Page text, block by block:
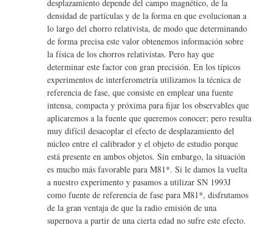
desplazamiento depende del campo magnético, de la
densidad de partículas y de la forma en que evolucionan a
lo largo del chorro relativista, de modo que determinando
de forma precisa este valor obtenemos información sobre
la física de los chorros relativistas. Pero hay que
determinar este factor con gran precisión. En los típicos
experimentos de interferometría utilizamos la técnica de
referencia de fase, que consiste en emplear una fuente
intensa, compacta y próxima para fijar los observables que
aplicaremos a la fuente que queremos conocer; pero resulta
muy difícil desacoplar el efecto de desplazamiento del
núcleo entre el calibrador y el objeto de estudio porque
está presente en ambos objetos. Sin embargo, la situación
es mucho más favorable para M81*. Si le damos la vuelta
a nuestro experimento y pasamos a utilizar SN 1993J
como fuente de referencia de fase para M81*, disfrutamos
de la gran ventaja de que la radio emisión de una
supernova a partir de una cierta edad no sufre este efecto.